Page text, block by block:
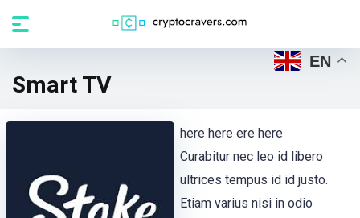
Smart TV
here here ere here
Curabitur nec leo id libero
ultrices tempus id id justo.
Etiam varius nisi in odio
EN